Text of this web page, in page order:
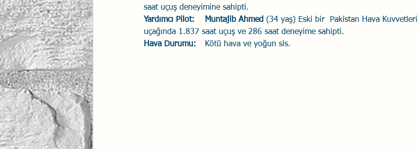
Psikolojik Güvenlik Havacılık
saat uçuş deneyimine sahipti.
Yardımcı Pilot:	Muntajib Ahmed (34 yaş) Eski bir  Pakistan Hava
uçağında 1.837 saat uçuş ve 286 saat deneyime sahipti.
Hava Durumu:
	Kötü hava ve yoğun sis.